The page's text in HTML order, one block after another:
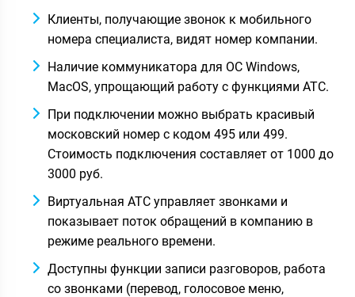
Клиенты, получающие звонок к мобильного
номера специалиста, видят номер компании.
Наличие коммуникатора для ОС Windows,
MacOS, упрощающий работу с функциями АТС.
При подключении можно выбрать красивый
московский номер с кодом 495 или 499.
Стоимость подключения составляет от 1000 до
3000 руб.
Виртуальная АТС управляет звонками и
показывает поток обращений в компанию в
режиме реального времени.
Доступны функции записи разговоров, работа
со звонками (перевод, голосовое меню,